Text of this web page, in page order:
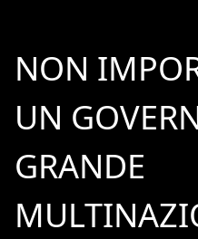
NON
UN
GRANDE